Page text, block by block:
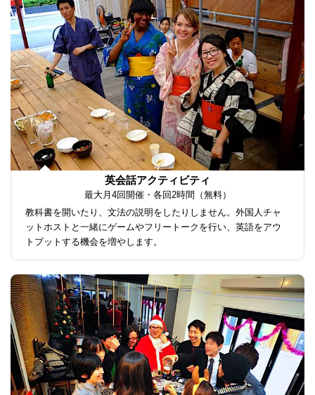
英会話アクティビティ
最大月4回開催・各回2時間（無料）
教科書を開いたり、文法の説明をしたりしません。外国人チャ
ットホストと一緒にゲームやフリートークを行い、英語をアウ
トプットする機会を増やします。